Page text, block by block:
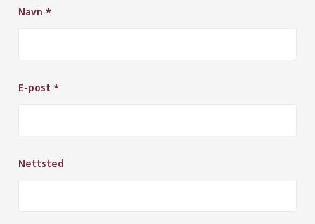
Navn *
E-post *
Nettsted